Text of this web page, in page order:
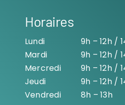
Horaires
Lundi
9h – 12h /
Mardi
9h – 12h /
Mercredi
9h – 12h /
Jeudi
9h – 12h /
Vendredi
8h – 13h